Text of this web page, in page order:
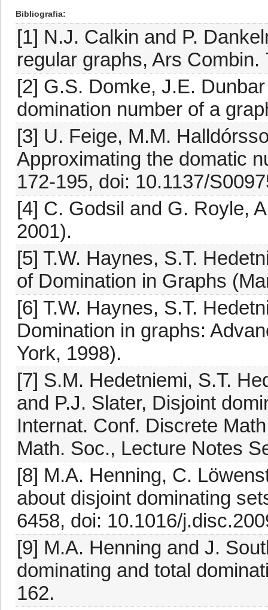
Bibliografia
[1] N.J. Calkin and P.
regular graphs, Ars
[2] G.S. Domke, J.E.
domination number of a
[3] U. Feige, M.M.
Approximating the domatic
172-195, doi: 10.1137/
[4] C. Godsil and G. Royle,
2001).
[5] T.W. Haynes, S.T.
of Domination in Graphs
[6] T.W. Haynes, S.T.
Domination in graphs:
York, 1998).
[7] S.M. Hedetniemi, S.T.
and P.J. Slater, Disjoint
Internat. Conf. Discrete
Math. Soc., Lecture Notes
[8] M.A. Henning, C.
about disjoint dominating
6458, doi: 10.1016/
[9] M.A. Henning and J.
dominating and total
162.